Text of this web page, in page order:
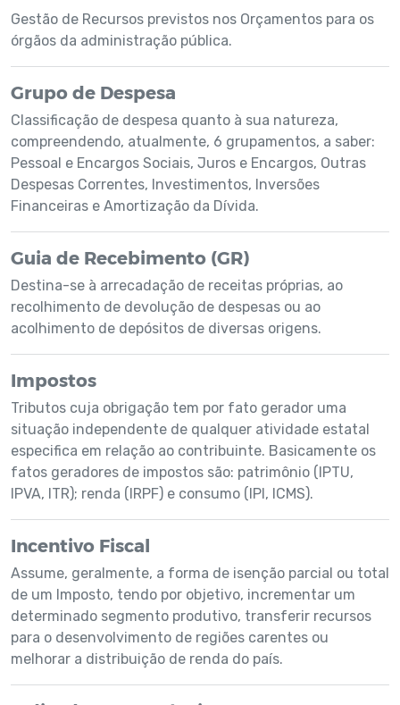
Gestão de Recursos previstos nos Orçamentos para os
órgãos da administração pública.
Grupo de Despesa
Classificação de despesa quanto à sua natureza,
compreendendo, atualmente, 6 grupamentos, a saber:
Pessoal e Encargos Sociais, Juros e Encargos, Outras
Despesas Correntes, Investimentos, Inversões
Financeiras e Amortização da Dívida.
Guia de Recebimento (GR)
Destina-se à arrecadação de receitas próprias, ao
recolhimento de devolução de despesas ou ao
acolhimento de depósitos de diversas origens.
Impostos
Tributos cuja obrigação tem por fato gerador uma
situação independente de qualquer atividade estatal
especifica em relação ao contribuinte. Basicamente os
fatos geradores de impostos são: patrimônio (IPTU,
IPVA, ITR); renda (IRPF) e consumo (IPI, ICMS).
Incentivo Fiscal
Assume, geralmente, a forma de isenção parcial ou total
de um Imposto, tendo por objetivo, incrementar um
determinado segmento produtivo, transferir recursos
para o desenvolvimento de regiões carentes ou
melhorar a distribuição de renda do país.